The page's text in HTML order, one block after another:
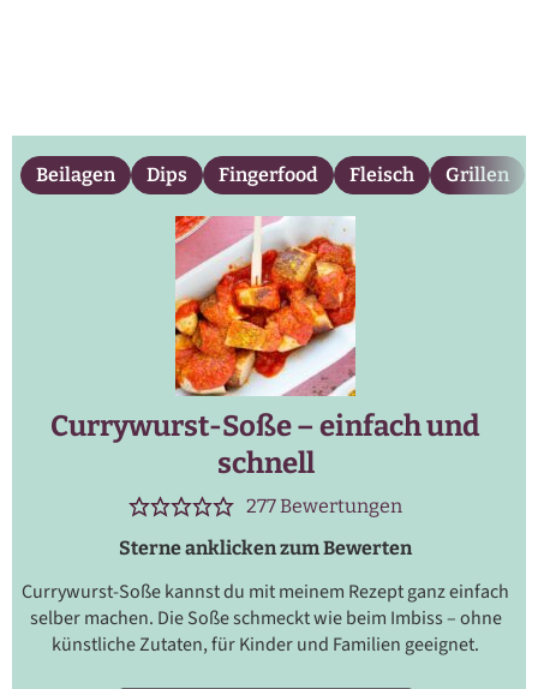
Beilagen Dips Fingerfood Fleisch Grillen
Currywurst-Soße – einfach und
schnell
277Bewertungen
Sterne anklicken zum Bewerten
Currywurst-Soße kannst du mit meinem Rezept ganz einfach
selber machen. Die Soße schmeckt wie beim Imbiss – ohne
künstliche Zutaten, für Kinder und Familien geeignet.